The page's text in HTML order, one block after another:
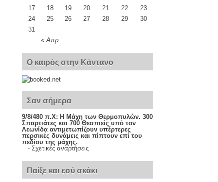
« Απρ
17
18 19 20 21 22
23
24
25 26 27 28 29
30
31
Ο καιρός στην Κάντανο
Σαν σήμερα
9/8/480 π.Χ: Η Μάχη των Θερμοπυλών. 300
Σπαρτιάτες και 700 Θεσπιείς υπό τον
Λεωνίδα αντιμετωπίζουν υπέρτερες
περσικές δυνάμεις και πίπτουν επί του
πεδίου της μάχης.
- Σχετικές αναρτήσεις
Παίξε και εσύ σκάκι